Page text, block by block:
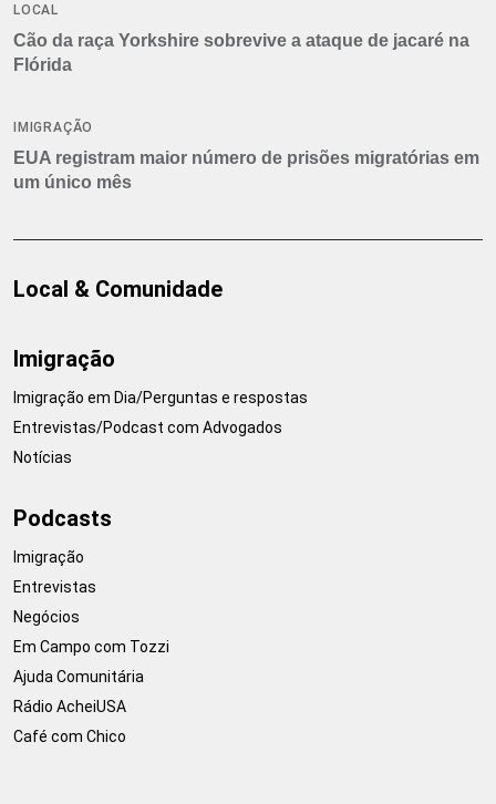
LOCAL
Cão da raça Yorkshire sobrevive a ataque de jacaré na
Flórida
IMIGRAÇÃO
EUA registram maior número de prisões migratórias em
um único mês
Local & Comunidade
Imigração
Imigração em Dia/Perguntas e respostas
Entrevistas/Podcast com Advogados
Notícias
Podcasts
Imigração
Entrevistas
Negócios
Em Campo com Tozzi
Ajuda Comunitária
Rádio AcheiUSA
Café com Chico